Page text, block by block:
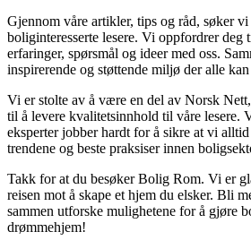
Gjennom våre artikler, tips og råd, søker vi
boliginteresserte lesere. Vi oppfordrer deg
erfaringer, spørsmål og ideer med oss.
inspirerende og støttende miljø der alle
Vi er stolte av å være en del av Norsk
til å levere kvalitetsinnhold til våre lesere.
eksperter jobber hardt for å sikre at vi
trendene og beste praksiser innen
Takk for at du besøker Bolig Rom. Vi er
reisen mot å skape et hjem du elsker. Bli
sammen utforske mulighetene for å gjøre
drømmehjem!